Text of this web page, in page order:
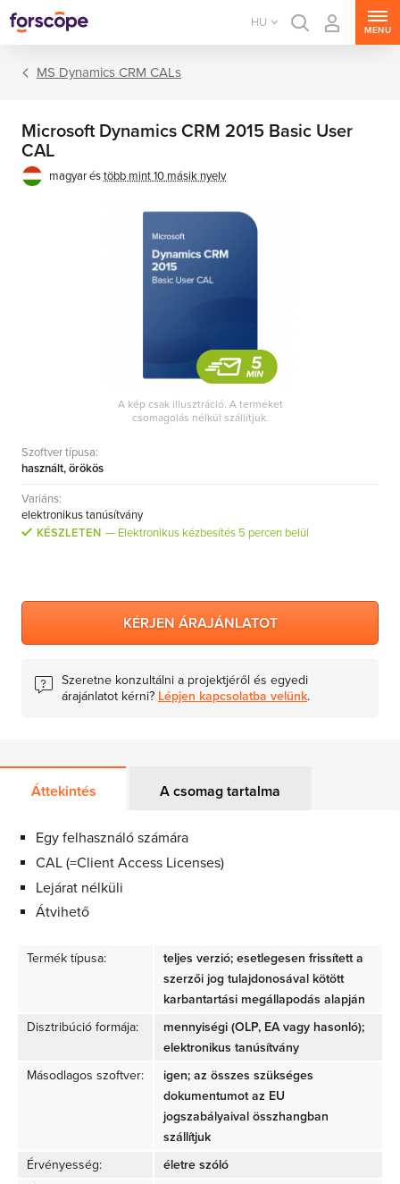
HU
MENU
MS Windows Server
MS Skype for Business Server
MS System Center
Server CALs
MS Dynamics CRM CALs
Microsoft Dynamics CRM 2015 Basic User
CAL
magyar éstöbb mint 10 másik nyelv
A kép csak illusztráció. A terméket
csomagolás nélkül szállítjuk.
Szoftver típusa:
használt, örökös
Variáns:
elektronikus tanúsítvány
KÉSZLETEN
Elektronikus kézbesítés 5 percen belül
KÉRJEN ÁRAJÁNLATOT
Szeretne konzultálni a projektjéről és egyedi
árajánlatot kérni? Lépjen kapcsolatba velünk.
Áttekintés A csomag tartalma
Egy felhasználó számára
CAL (=Client Access Licenses)
Lejárat nélküli
Átvihető
Termék típusa:
teljes verzió; esetlegesen frissített a
szerzői jog tulajdonosával kötött
karbantartási megállapodás alapján
Disztribúció formája:
mennyiségi (OLP, EA vagy hasonló);
elektronikus tanúsítvány
Másodlagos szoftver:
igen; az összes szükséges
dokumentumot az EU
jogszabályaival összhangban
szállítjuk
Érvényesség:
életre szóló